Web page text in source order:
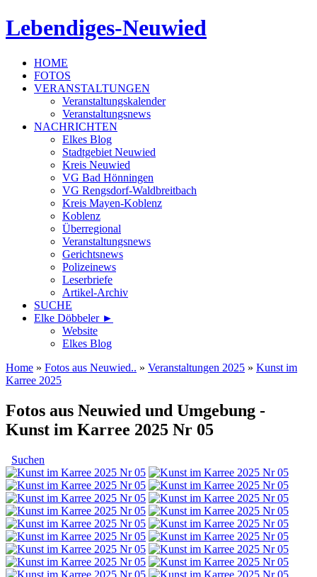
Lebendiges-Neuwied
HOME
FOTOS
VERANSTALTUNGEN
Veranstaltungskalender
Veranstaltungsnews
NACHRICHTEN
Elkes Blog
Stadtgebiet Neuwied
Kreis Neuwied
VG Bad Hönningen
VG Rengsdorf-Waldbreitbach
Kreis Mayen-Koblenz
Koblenz
Überregional
Veranstaltungsnews
Gerichtsnews
Polizeinews
Leserbriefe
Artikel-Archiv
SUCHE
Elke Döbbeler ►
Website
Elkes Blog
Home » Fotos aus Neuwied.. » Veranstaltungen 2025 » Kunst im
Karree 2025
Fotos aus Neuwied und Umgebung -
Kunst im Karree 2025 Nr 05
Suchen